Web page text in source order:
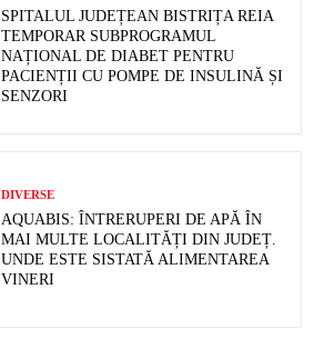
SPITALUL JUDEȚEAN BISTRIȚA REIA
TEMPORAR SUBPROGRAMUL
NAȚIONAL DE DIABET PENTRU
PACIENȚII CU POMPE DE INSULINĂ ȘI
SENZORI
DIVERSE
AQUABIS: ÎNTRERUPERI DE APĂ ÎN
MAI MULTE LOCALITĂȚI DIN JUDEȚ.
UNDE ESTE SISTATĂ ALIMENTAREA
VINERI